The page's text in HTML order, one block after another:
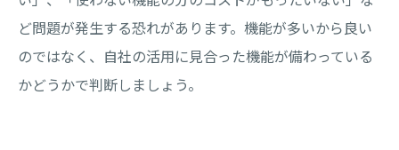
ど問題が発生する恐れがあります。機能が多いから良い
のではなく、自社の活用に見合った機能が備わっている
かどうかで判断しましょう。